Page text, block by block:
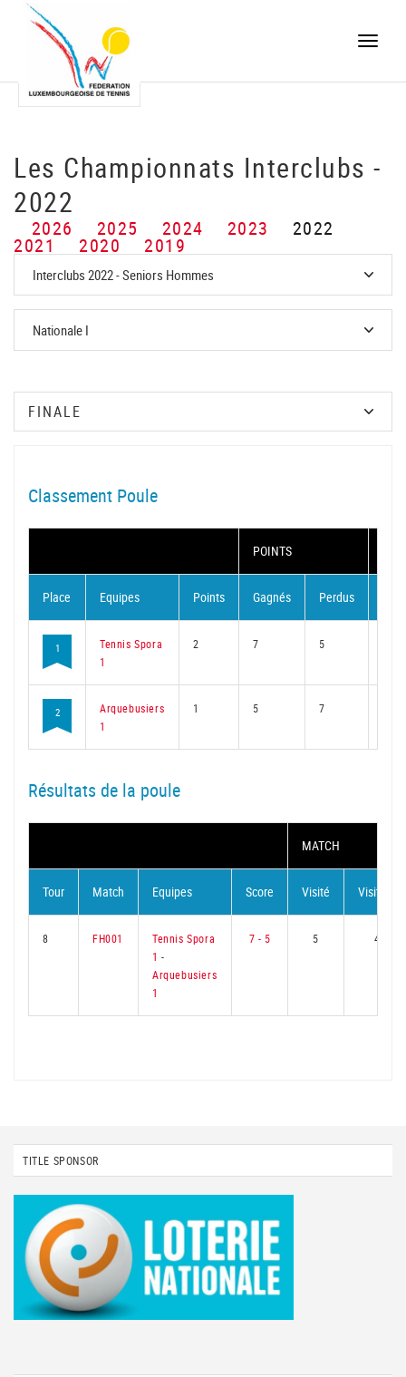
Toggle
Les Championnats Interclubs -
2022
2026 2025 2024 2023 2022
2021 2020 2019
Classement Poule
POINTS
Place Equipes Points Gagnés Perdus
1
Tennis Spora
1
2 7 5
2
Arquebusiers
1
1 5 7
Résultats de la poule
MATCH
Tour Match Equipes Score Visité Visiteur
8 FH001
Tennis Spora
1 -
Arquebusiers
1
7 - 5 5 4
TITLE SPONSOR